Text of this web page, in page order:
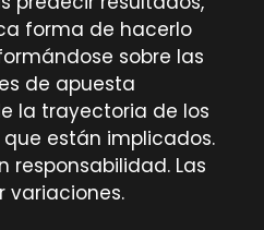
forma de hacerlo
sobre las
de apuesta
la trayectoria de los
están implicados.
responsabilidad. Las
variaciones.